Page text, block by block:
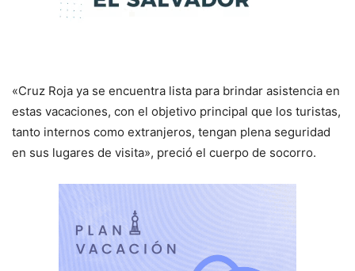
«Cruz Roja ya se encuentra lista para brindar asistencia en
estas vacaciones, con el objetivo principal que los turistas,
tanto internos como extranjeros, tengan plena seguridad
en sus lugares de visita», preció el cuerpo de socorro.